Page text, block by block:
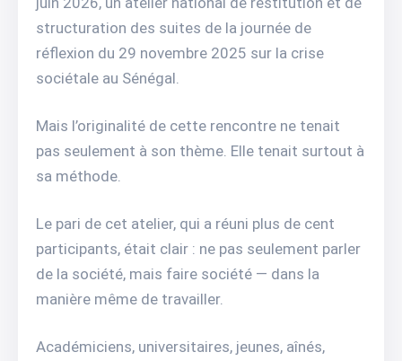
structuration des suites de la journée de
réflexion du 29 novembre 2025 sur la crise
sociétale au Sénégal.
Mais l’originalité de cette rencontre ne tenait
pas seulement à son thème. Elle tenait surtout à
sa méthode.
Le pari de cet atelier, qui a réuni plus de cent
participants, était clair : ne pas seulement parler
de la société, mais faire société — dans la
manière même de travailler.
Académiciens, universitaires, jeunes, aînés,